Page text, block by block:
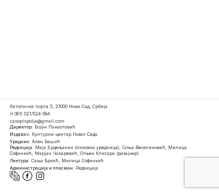
Католичка порта 5, 21000 Нови Сад, Србија
(+381) 021/524-584
casopispolja@gmail.com
Директор: Бојан Панаотовић
Издавач: Културни центар Новог Сада
Уредник: Ален Бешић
Редакција: Маја Ердељанин (ликовна уредница), Соња Веселиновић, Милица
Софинкић, Марјан Чакаревић, Огњен Клисара (дизајнер)
Лектура: Сања Бркић, Милица Софинкић
Администрација и пласман: Редакција